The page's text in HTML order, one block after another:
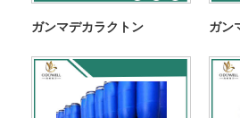
ガンマデカラクトン ガン